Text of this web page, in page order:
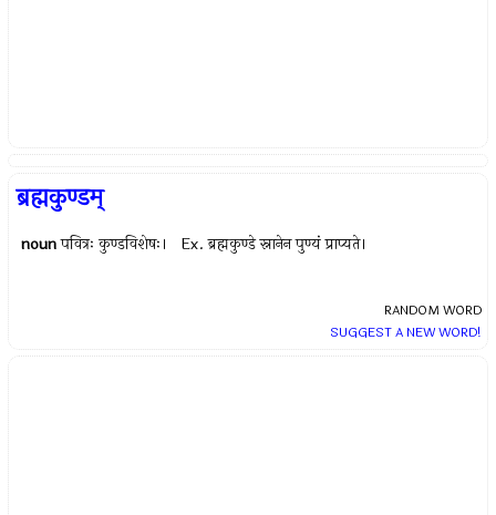
ब्रह्मकुण्डम्
noun पवित्रः कुण्डविशेषः। Ex.ब्रह्मकुण्डे स्नानेन पुण्यं प्राप्यते।
RANDOM WORD
SUGGEST A NEW WORD!